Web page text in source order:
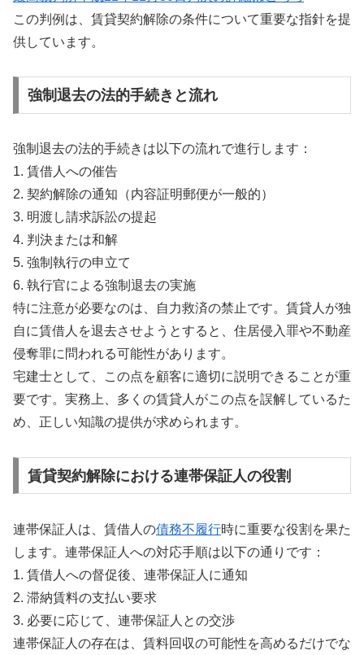
この判例は、賃貸契約解除の条件について重要な指針を提
供しています。
強制退去の法的手続きと流れ
強制退去の法的手続きは以下の流れで進行します：
1. 賃借人への催告
2. 契約解除の通知（内容証明郵便が一般的）
3. 明渡し請求訴訟の提起
4. 判決または和解
5. 強制執行の申立て
6. 執行官による強制退去の実施
特に注意が必要なのは、自力救済の禁止です。賃貸人が独
自に賃借人を退去させようとすると、住居侵入罪や不動産
侵奪罪に問われる可能性があります。
宅建士として、この点を顧客に適切に説明できることが重
要です。実務上、多くの賃貸人がこの点を誤解しているた
め、正しい知識の提供が求められます。
賃貸契約解除における連帯保証人の役割
連帯保証人は、賃借人の債務不履行時に重要な役割を果た
します。連帯保証人への対応手順は以下の通りです：
1. 賃借人への督促後、連帯保証人に通知
2. 滞納賃料の支払い要求
3. 必要に応じて、連帯保証人との交渉
連帯保証人の存在は、賃料回収の可能性を高めるだけでな